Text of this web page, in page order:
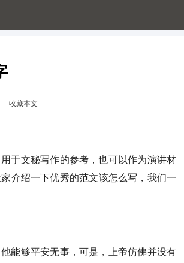
收藏本文
于文秘写作的参考，也可以作为演讲材
介绍一下优秀的范文该怎么写，我们一
能够平安无事，可是，上帝仿佛并没有